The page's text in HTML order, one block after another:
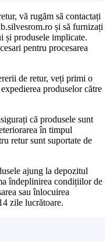
vă rugăm să contactați
și să furnizați
și produsele implicate.
pentru procesarea
de retur, veți primi o
produselor către
că produsele sunt
în timpul
retur sunt suportate de
ajung la depozitul
îndeplinirea condițiilor de
sau înlocuirea
zile lucrătoare.